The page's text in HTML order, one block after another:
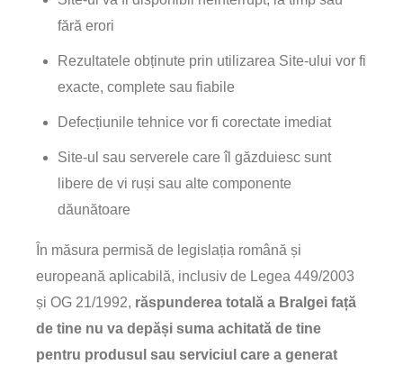
fără erori
Rezultatele obținute prin utilizarea Site-ului vor fi
exacte, complete sau fiabile
Defecțiunile tehnice vor fi corectate imediat
Site-ul sau serverele care îl găzduiesc sunt
libere de vi ruși sau alte componente
dăunătoare
În măsura permisă de legislația română și
europeană aplicabilă, inclusiv de Legea 449/2003
și OG 21/1992, răspunderea totală a Bralgei față
de tine nu va depăși suma achitată de tine
pentru produsul sau serviciul care a generat